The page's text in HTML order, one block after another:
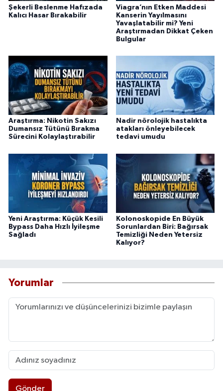
Şekerli Beslenme Hafızada
Kalıcı Hasar Bırakabilir
Viagra’nın Etken Maddesi
Kanserin Yayılmasını
Yavaşlatabilir mi? Yeni
Araştırmadan Dikkat Çeken
Bulgular
Araştırma: Nikotin Sakızı
Dumansız Tütünü Bırakma
Sürecini Kolaylaştırabilir
Nadir nörolojik hastalıkta
atakları önleyebilecek
tedavi umudu
Yeni Araştırma: Küçük Kesili
Bypass Daha Hızlı İyileşme
Sağladı
Kolonoskopide En Büyük
Sorunlardan Biri: Bağırsak
Temizliği Neden Yetersiz
Kalıyor?
Yorumlar
Gönder